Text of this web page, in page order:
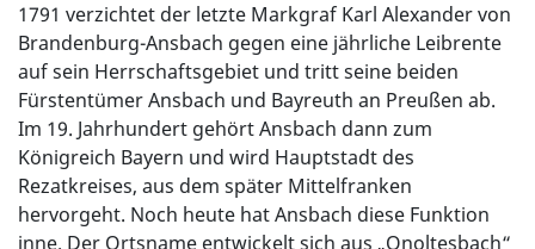
1791 verzichtet der letzte Markgraf Karl Alexander von
Brandenburg-Ansbach gegen eine jährliche Leibrente
auf sein Herrschaftsgebiet und tritt seine beiden
Fürstentümer Ansbach und Bayreuth an Preußen ab.
Im 19. Jahrhundert gehört Ansbach dann zum
Königreich Bayern und wird Hauptstadt des
Rezatkreises, aus dem später Mittelfranken
hervorgeht. Noch heute hat Ansbach diese Funktion
inne. Der Ortsname entwickelt sich aus „Onoltesbach“